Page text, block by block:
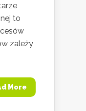
to
zależy
More